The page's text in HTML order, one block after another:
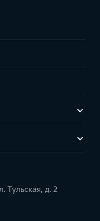
Тульская, д. 2